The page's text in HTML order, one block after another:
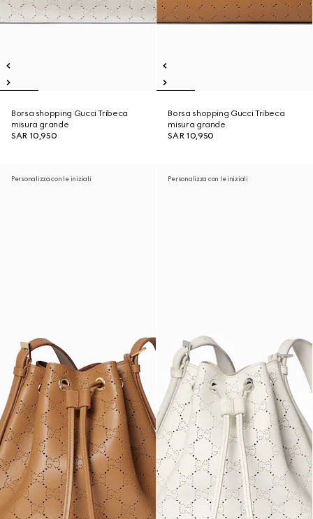
Borsa shopping Gucci Tribeca
misura grande
SAR 10,950
Borsa shopping Gucci Tribeca
misura grande
SAR 10,950
Personalizza con le iniziali Personalizza con le iniziali